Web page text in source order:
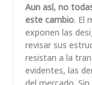
Aun así, no
este cambio. El
exponen las
revisar sus
resistan a la
evidentes, las
del mercado.